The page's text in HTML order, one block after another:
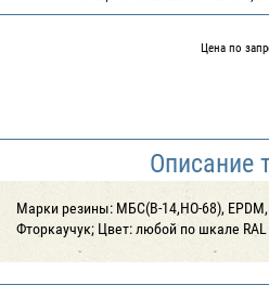
Цена по
Описание
Марки резины: МБС(В-14,НО-68),
Фторкаучук; Цвет: любой по шкале RAL